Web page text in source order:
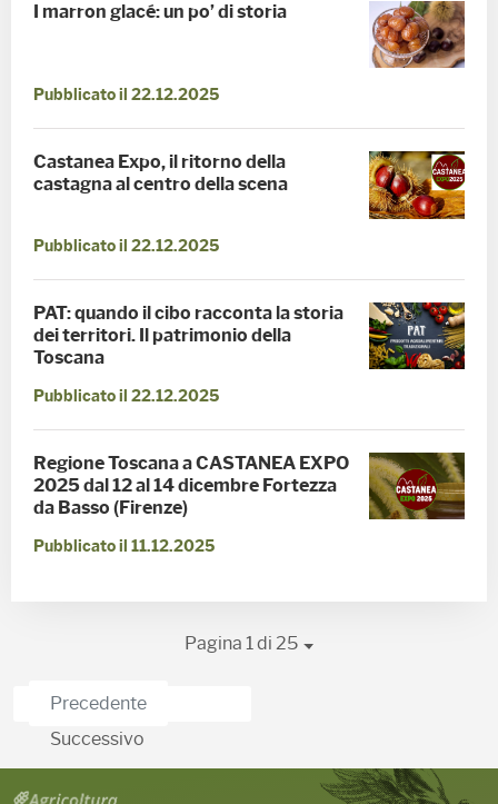
I marron glacé: un po’ di storia
Pubblicato il 22.12.2025
Castanea Expo, il ritorno della
castagna al centro della scena
Pubblicato il 22.12.2025
PAT: quando il cibo racconta la storia
dei territori. Il patrimonio della
Toscana
Pubblicato il 22.12.2025
Regione Toscana a CASTANEA EXPO
2025 dal 12 al 14 dicembre Fortezza
da Basso (Firenze)
Pubblicato il 11.12.2025
Pagina 1 di 25
Precedente
Successivo